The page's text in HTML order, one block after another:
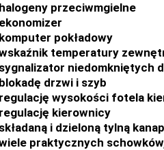
przeciwmgielne
pokładowy
temperatury
niedomkniętych
drzwi i szyb
wysokości fotela
kierownicy
i dzieloną tylną
praktycznych